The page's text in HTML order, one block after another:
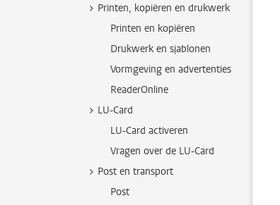
Printen, kopiëren en drukwerk
Printen en kopiëren
Drukwerk en sjablonen
Vormgeving en advertenties
ReaderOnline
LU-Card
LU-Card activeren
Vragen over de LU-Card
Post en transport
Post